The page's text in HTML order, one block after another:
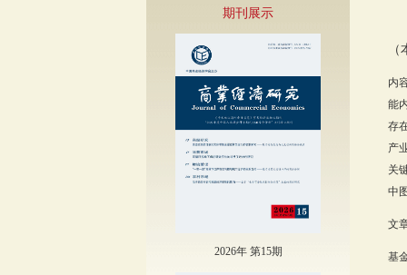
期刊展示
2026年 第15期
内
能
存
产
关
中
文
基